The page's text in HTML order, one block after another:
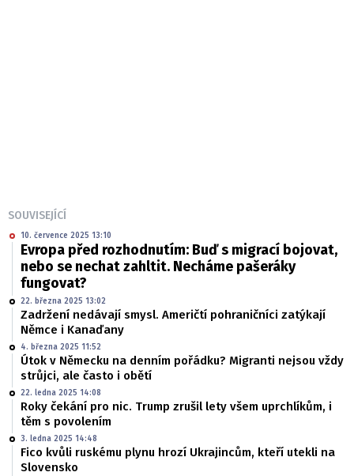
SOUVISEJÍCÍ
10. července 2025 13:10
Evropa před rozhodnutím: Buď s migrací bojovat,
nebo se nechat zahltit. Necháme pašeráky
fungovat?
22. března 2025 13:02
Zadržení nedávají smysl. Američtí pohraničníci zatýkají
Němce i Kanaďany
4. března 2025 11:52
Útok v Německu na denním pořádku? Migranti nejsou vždy
strůjci, ale často i obětí
22. ledna 2025 14:08
Roky čekání pro nic. Trump zrušil lety všem uprchlíkům, i
těm s povolením
3. ledna 2025 14:48
Fico kvůli ruskému plynu hrozí Ukrajincům, kteří utekli na
Slovensko